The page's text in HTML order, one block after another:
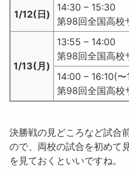
1/12(日)
14:30 – 15:30
第98回全国高
1/13(月)
13:55 – 14:00
第98回全国高
14:00 – 16:10(
第98回全国高
決勝戦の見どころなど試合
ので、両校の試合を初めて
を見ておくといいですね。